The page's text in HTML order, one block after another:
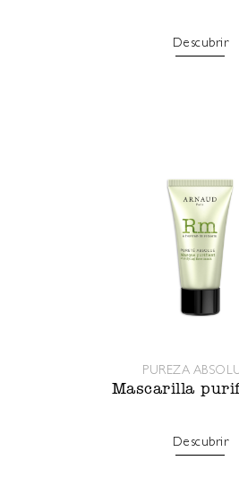
Descubrir
PUREZA
Mascarilla
Descubrir